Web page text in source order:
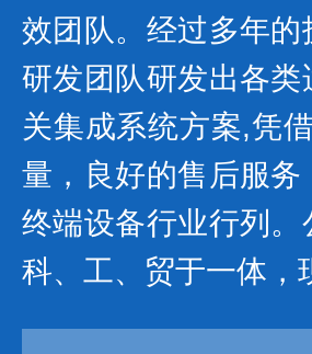
效团队。经过多年
研发团队研发出各
关集成系统方案,凭
量，良好的售后服
终端设备行业行列
科、工、贸于一体，